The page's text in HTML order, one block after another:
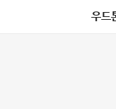
우드